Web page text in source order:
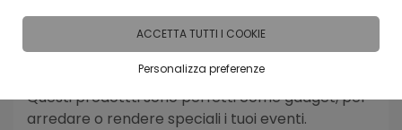
ACCETTA TUTTI I COOKIE
Personalizza preferenze
dopo averlo scelto, seleziona materiale, colore e
dimensioni. Se vuoi puoi anche modificare
disegno, scritta e colori inserendo quelli
dell'ambiente da arredare o della tua attività.
Questi prodottti sono perfetti come gadget, per
arredare o rendere speciali i tuoi eventi.